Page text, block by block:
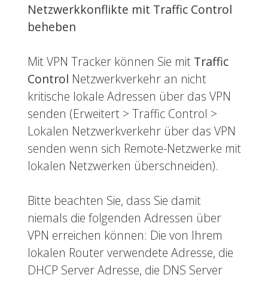
Netzwerkkonflikte mit Traffic Control
beheben
Mit VPN Tracker können Sie mit Traffic
Control Netzwerkverkehr an nicht
kritische lokale Adressen über das VPN
senden (Erweitert > Traffic Control >
Lokalen Netzwerkverkehr über das VPN
senden wenn sich Remote-Netzwerke mit
lokalen Netzwerken überschneiden).
Bitte beachten Sie, dass Sie damit
niemals die folgenden Adressen über
VPN erreichen können: Die von Ihrem
lokalen Router verwendete Adresse, die
DHCP Server Adresse, die DNS Server